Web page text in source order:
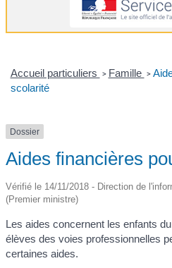
Accueil particuliers > Famille >
scolarité
Dossier
Aides financières
Vérifié le 14/11/2018 - Direction de
(Premier ministre)
Les aides concernent les enfants
élèves des voies professionnelles
certaines aides.